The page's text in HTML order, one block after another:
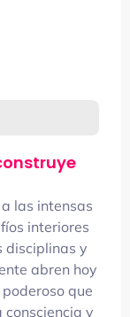
las intensas
interiores
disciplinas y
abren hoy
que
y